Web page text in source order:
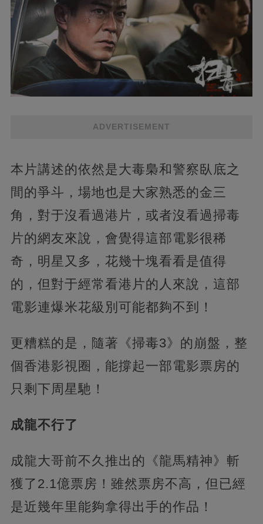
ADVERTISEMENT
本片講述的依然是大毒梟和警察臥底之
間的爭斗，場地也是大家熟悉的金三
角，對于沒看過港片，或者沒看過掃毒
片的網友來說，會覺得這部電影很稀
奇，明星又多，花幾十塊看看是值得
的，但對于經常看港片的人來說，這部
電影連爆米花級別可能都夠不到！
更糟糕的是，隨著《掃毒3》的崩盤，整
個香港影視圈，能撐起一部電影票房的
只剩下周星馳！
成龍不行了
成龍大哥前不久推出的《龍馬精神》斬
獲了2.1億票房！雖然票房不高，但已經
是近幾年里能夠拿得出手的作品！